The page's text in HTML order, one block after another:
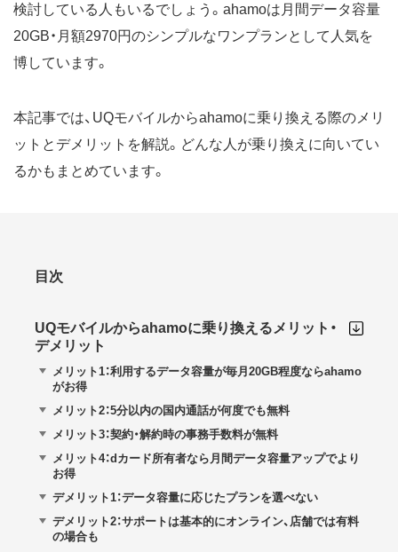
検討している人もいるでしょう。ahamoは月間データ容量
20GB・月額2970円のシンプルなワンプランとして人気を
博しています。
本記事では、UQモバイルからahamoに乗り換える際のメリ
ットとデメリットを解説。どんな人が乗り換えに向いてい
るかもまとめています。
目次
UQモバイルからahamoに乗り換えるメリット・
デメリット
メリット1：利用するデータ容量が毎月20GB程度ならahamo
がお得
メリット2：5分以内の国内通話が何度でも無料
メリット3：契約・解約時の事務手数料が無料
メリット4：dカード所有者なら月間データ容量アップでより
お得
デメリット1：データ容量に応じたプランを選べない
デメリット2：サポートは基本的にオンライン、店舗では有料
の場合も